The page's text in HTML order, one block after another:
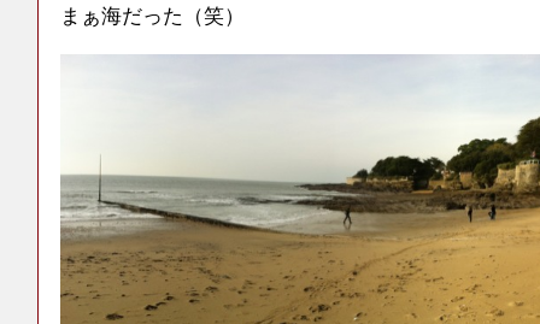
まぁ海だった（笑）